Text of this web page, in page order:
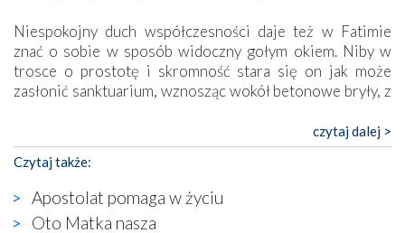
Niespokojny duch współczesności daje też w Fatimie
znać o sobie w sposób widoczny gołym okiem. Niby w
trosce o prostotę i skromność stara się on jak może
zasłonić sanktuarium, wznosząc wokół betonowe bryły, z
katolickiego kultu. Tylko co wspólnego z żywą,
autentyczną wiarą mogą mieć płaskie, szare bunkry albo
kaplice, w których Tabernakulum przypomina bardziej
skrzynkę na narzędzia? Albo co powiedzieć o ustawionym
tuż przy nowej bazylice wielkim krzyżu, na którym
czytaj dalej >
Czytaj także:
Apostolat pomaga w życiu
Oto Matka nasza